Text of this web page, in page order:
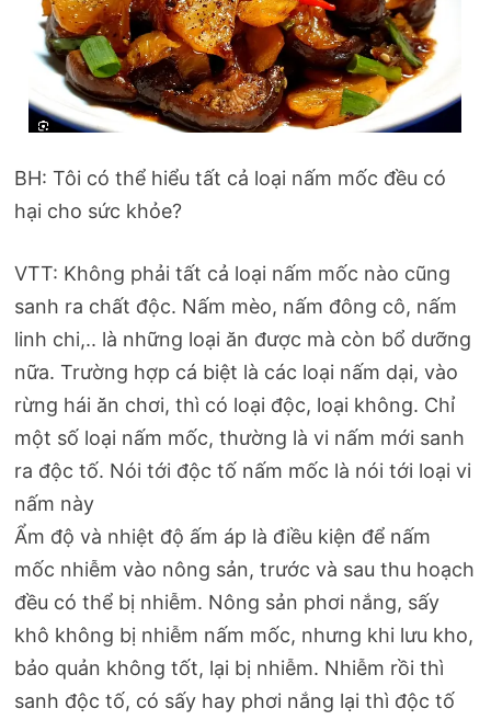
BH: Tôi có thể hiểu tất cả loại nấm mốc đều có
hại cho sức khỏe?
VTT: Không phải tất cả loại nấm mốc nào cũng
sanh ra chất độc. Nấm mèo, nấm đông cô, nấm
linh chi,.. là những loại ăn được mà còn bổ dưỡng
nữa. Trường hợp cá biệt là các loại nấm dại, vào
rừng hái ăn chơi, thì có loại độc, loại không. Chỉ
một số loại nấm mốc, thường là vi nấm mới sanh
ra độc tố. Nói tới độc tố nấm mốc là nói tới loại vi
nấm này
Ẩm độ và nhiệt độ ấm áp là điều kiện để nấm
mốc nhiễm vào nông sản, trước và sau thu hoạch
đều có thể bị nhiễm. Nông sản phơi nắng, sấy
khô không bị nhiễm nấm mốc, nhưng khi lưu kho,
bảo quản không tốt, lại bị nhiễm. Nhiễm rồi thì
sanh độc tố, có sấy hay phơi nắng lại thì độc tố